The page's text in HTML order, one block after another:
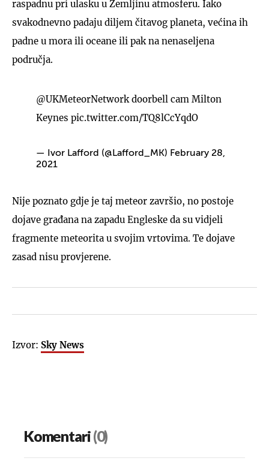
raspadnu pri ulasku u Zemljinu atmosferu. Iako
svakodnevno padaju diljem čitavog planeta, većina ih
padne u mora ili oceane ili pak na nenaseljena
područja.
@UKMeteorNetwork doorbell cam Milton
Keynes pic.twitter.com/TQ8lCcYqdO
— Ivor Lafford (@Lafford_MK) February 28,
2021
Nije poznato gdje je taj meteor završio, no postoje
dojave građana na zapadu Engleske da su vidjeli
fragmente meteorita u svojim vrtovima. Te dojave
zasad nisu provjerene.
Izvor: Sky News
Komentari(0)